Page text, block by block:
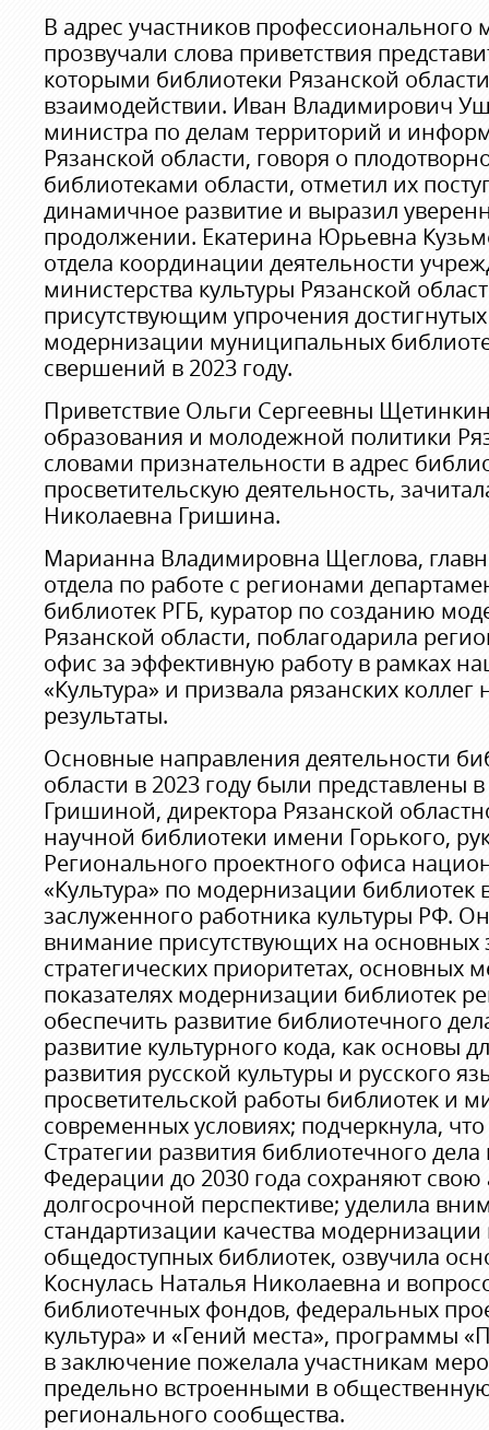
В адрес участников профессионального
прозвучали слова приветствия
которыми библиотеки Рязанской
взаимодействии. Иван Владимирович
министра по делам территорий и
Рязанской области, говоря о
библиотеками области, отметил их
динамичное развитие и выразил
продолжении. Екатерина Юрьевна
отдела координации деятельности
министерства культуры Рязанской
присутствующим упрочения достигнутых
модернизации муниципальных
свершений в 2023 году.
Приветствие Ольги Сергеевны
образования и молодежной политики
словами признательности в адрес
просветительскую деятельность,
Николаевна Гришина.
Марианна Владимировна Щеглова,
отдела по работе с регионами
библиотек РГБ, куратор по созданию
Рязанской области, поблагодарила
офис за эффективную работу в рамках
«Культура» и призвала рязанских
результаты.
Основные направления деятельности
области в 2023 году были представлены
Гришиной, директора Рязанской
научной библиотеки имени Горького,
Регионального проектного офиса
«Культура» по модернизации библиотек
заслуженного работника культуры РФ.
внимание присутствующих на основных
стратегических приоритетах, основных
показателях модернизации библиотек
обеспечить развитие библиотечного
развитие культурного кода, как основы
развития русской культуры и русского
просветительской работы библиотек и
современных условиях; подчеркнула,
Стратегии развития библиотечного
Федерации до 2030 года сохраняют свою
долгосрочной перспективе; уделила
стандартизации качества
общедоступных библиотек, озвучила
Коснулась Наталья Николаевна и
библиотечных фондов, федеральных
культура» и «Гений места», программы
в заключение пожелала участникам
предельно встроенными в
регионального сообщества.